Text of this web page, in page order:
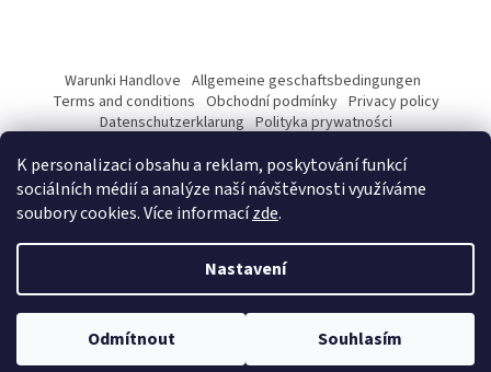
K personalizaci obsahu a reklam, poskytování funkcí
sociálních médií a analýze naší návštěvnosti využíváme
soubory cookies. Více informacízde.
Nastavení
Odmítnout Souhlasím
a
t
Warunki Handlove Allgemeine geschaftsbedingungen
Terms and conditions Obchodní podmínky Privacy policy
Datenschutzerklarung Polityka prywatności
Vytvořil Shoptet Premium
Copyright 2026Kyosun matcha B2B. Všechna práva vyhrazena.
Upravit nastavení cookies